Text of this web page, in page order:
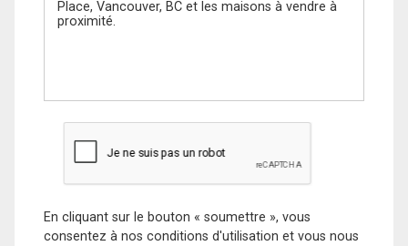
En cliquant sur le bouton « soumettre », vous
consentez à nos conditions d'utilisation et vous nous